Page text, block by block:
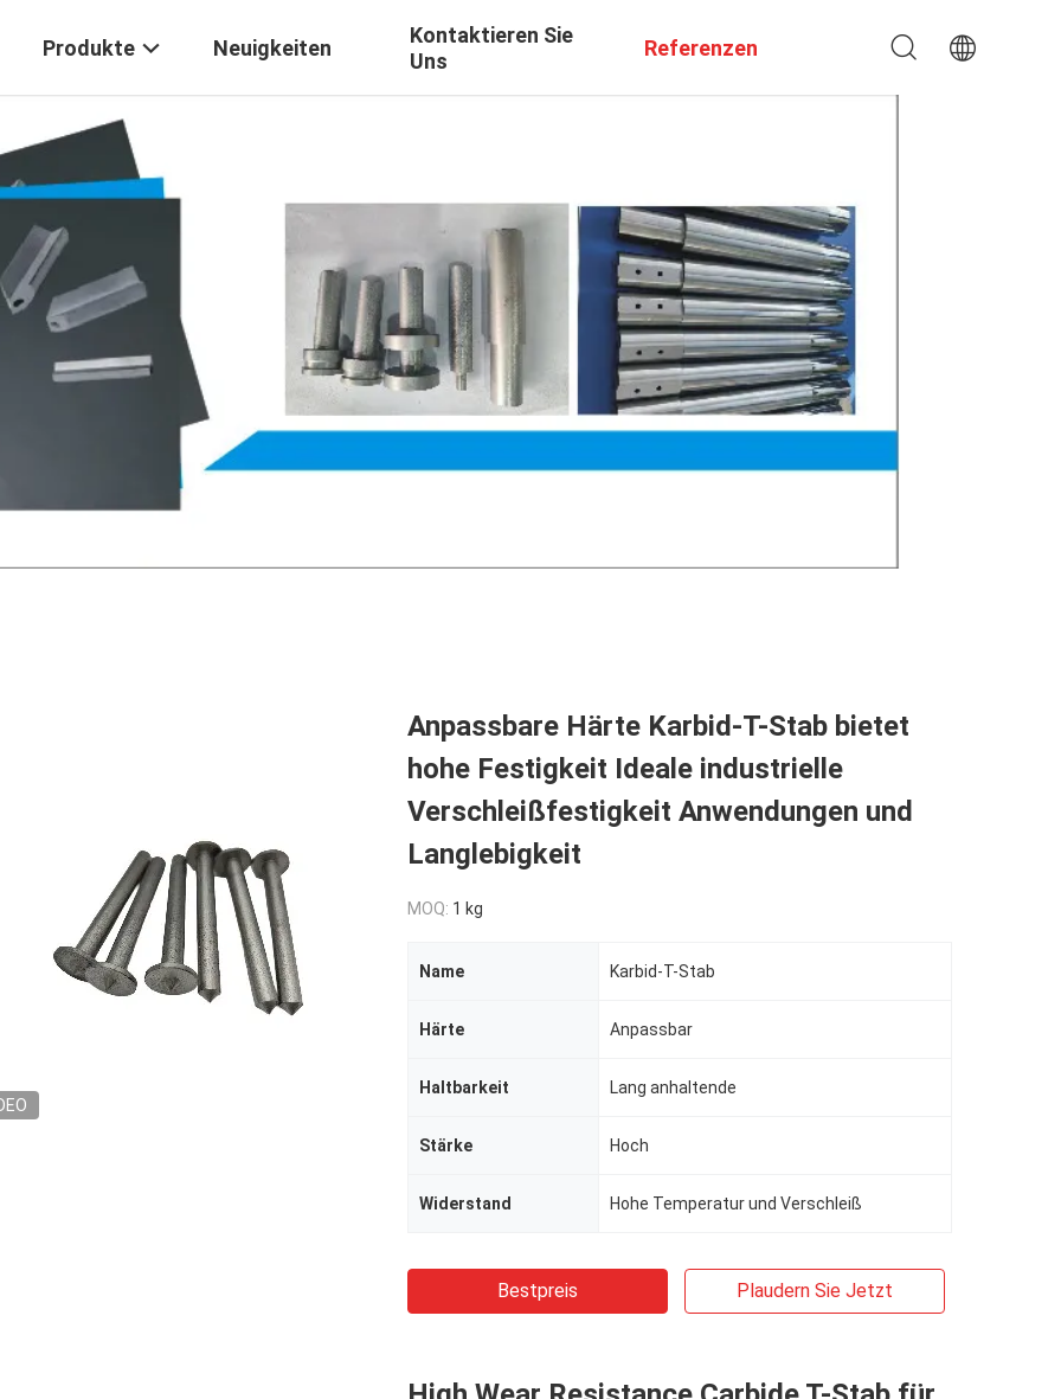
Produkte Neuigkeiten
Kontaktieren Sie
Uns
Referenzen
Anpassbare Härte Karbid-T-Stab bietet
hohe Festigkeit Ideale industrielle
Verschleißfestigkeit Anwendungen und
Langlebigkeit
MOQ: 1 kg
Name Karbid-T-Stab
Härte Anpassbar
Haltbarkeit Lang anhaltende
Stärke Hoch
Widerstand Hohe Temperatur und Verschleiß
Bestpreis Plaudern Sie Jetzt